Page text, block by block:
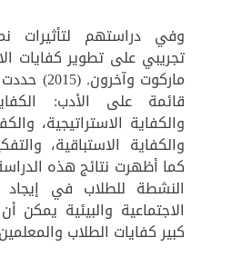
وفي دراستهم لتأثيرات
تجريبي على تطوير كفايات
ماركوت
قائمة على الأدب:
والكفاية الاستراتيجية،
والكفاية الاستباقية،
كما أظهرت نتائج هذه
النشطة للطلاب في إيجاد
الاجتماعية والبيئية
كبير كفايات الطلاب